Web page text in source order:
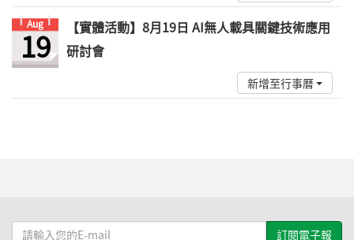
Aug
19
【實體活動】8月19日 AI無人載具關鍵技術應用
研討會
新增至行事曆
請